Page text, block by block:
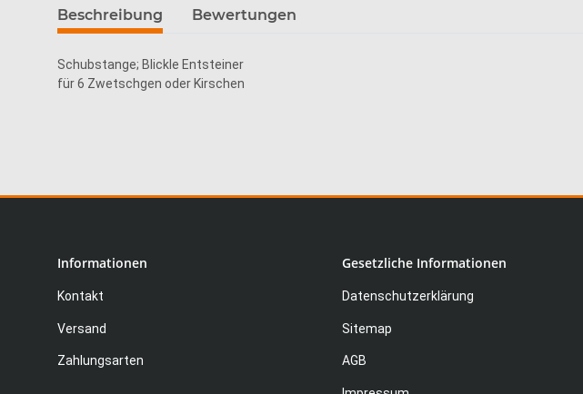
Beschreibung Bewertungen
Schubstange; Blickle Entsteiner
für 6 Zwetschgen oder Kirschen
Informationen
Kontakt
Versand
Zahlungsarten
Gesetzliche Informationen
Datenschutzerklärung
Sitemap
AGB